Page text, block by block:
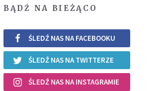
BĄDŹ NA BIEŻĄCO
ŚLEDŹ NAS NA FACEBOOKU
ŚLEDŹ NAS NA TWITTERZE
ŚLEDŹ NAS NA INSTAGRAMIE